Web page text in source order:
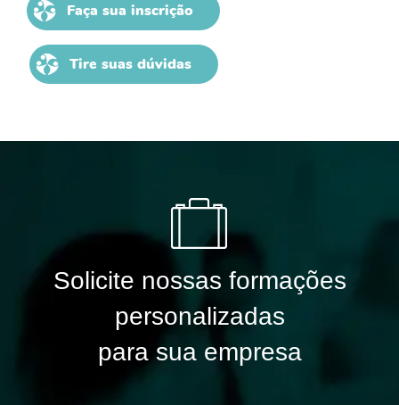
Faça sua inscrição
Tire suas dúvidas
Solicite nossas formações
personalizadas
para sua empresa